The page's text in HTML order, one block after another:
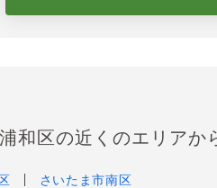
和区の近くのエリアか
さいたま市南区